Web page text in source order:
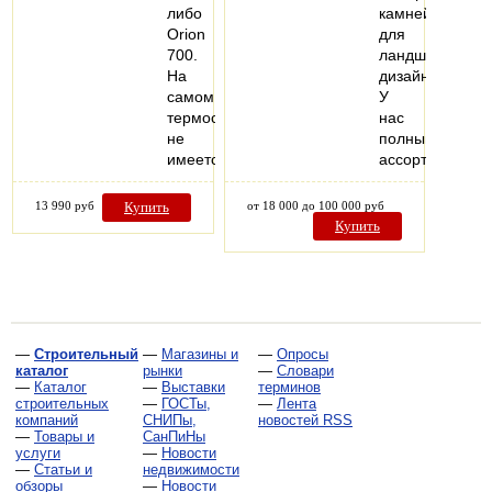
либо
Orion
700.
На
самом
термостате
не
имеется…
13 990 руб Купить
камней
для
ландшафтного
дизайна.
У
нас
полный
ассортимент…
от 18 000 до 100 000 руб
Купить
— Строительный
каталог
— Каталог
строительных
компаний
— Товары и
услуги
— Статьи и
обзоры
— Магазины и
рынки
— Выставки
— ГОСТы,
СНИПы,
СанПиНы
— Новости
недвижимости
— Новости
— Опросы
— Словари
терминов
— Лента
новостей RSS